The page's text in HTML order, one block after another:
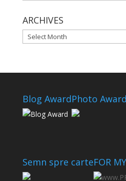
ARCHIVES
ARCHIVES
Blog AwardPhoto Award
Semn spre carteFOR